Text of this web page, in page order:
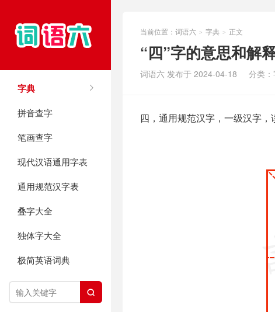
字典
拼音查字
笔画查字
现代汉语通用字表
通用规范汉字表
叠字大全
独体字大全
极简英语词典

当前位置： 词语六 > 字典 > 正文
“四”字的意思和解
词语六 发布于 2024-04-18 分类：
四，通用规范汉字，一级汉字